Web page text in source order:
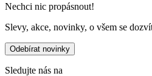
Nechci nic propásnout!
Slevy, akce, novinky, o všem se
Odebírat novinky
Sledujte nás na